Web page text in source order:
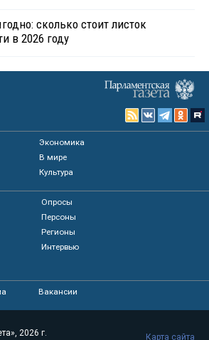
сколько стоит листок
в 2026 году
Экономика
В мире
Культура
Опросы
Персоны
Регионы
Интервью
Вакансии
2026 г.
Карта сайта